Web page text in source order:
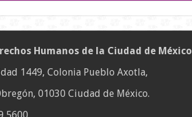
Humanos de la Ciudad de México
1449, Colonia Pueblo Axotla,
01030 Ciudad de México.